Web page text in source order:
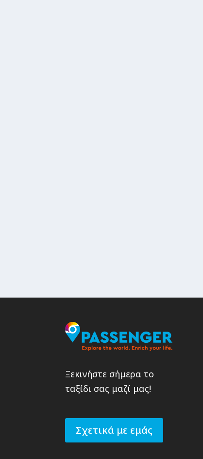
Ξεκινήστε σήμερα το
ταξίδι σας μαζί μας!
Σχετικά με εμάς